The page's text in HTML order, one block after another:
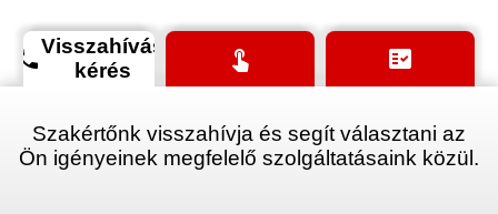
phoneVisszahívás
kérés
touch_app fact_check
Szakértőnk visszahívja és segít választani az
Ön igényeinek megfelelő szolgáltatásaink közül.